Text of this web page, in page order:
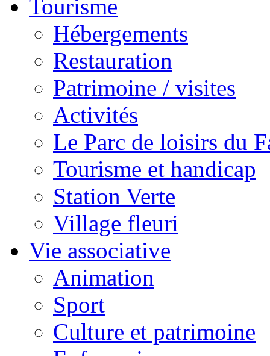
Tourisme
Hébergements
Restauration
Patrimoine / visites
Activités
Le Parc de loisirs du
Tourisme et handicap
Station Verte
Village fleuri
Vie associative
Animation
Sport
Culture et patrimoine